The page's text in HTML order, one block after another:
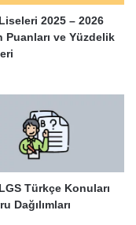
2025 – 2026
Puanları ve Yüzdelik
Türkçe Konuları
Dağılımları